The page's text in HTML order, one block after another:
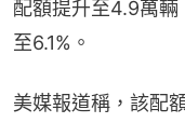
配額提升至4.9萬
至6.1%。
美媒報道稱，該配